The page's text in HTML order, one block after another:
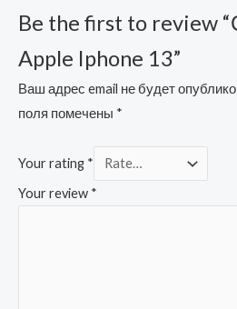
Be the first to review
Apple Iphone 13”
Ваш адрес email не будет
поля помечены *
Your rating *
Your review *